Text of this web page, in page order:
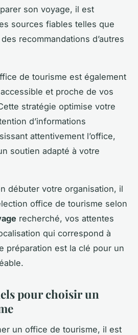
son voyage, il est
sources fiables telles que
recommandations d’autres
de tourisme est également
et proche de vos
stratégie optimise votre
d’informations
attentivement l’office,
soutien adapté à votre
débuter votre organisation, il
office de tourisme selon
recherché, vos attentes
qui correspond à
préparation est la clé pour un
pour choisir un
un office de tourisme, il est